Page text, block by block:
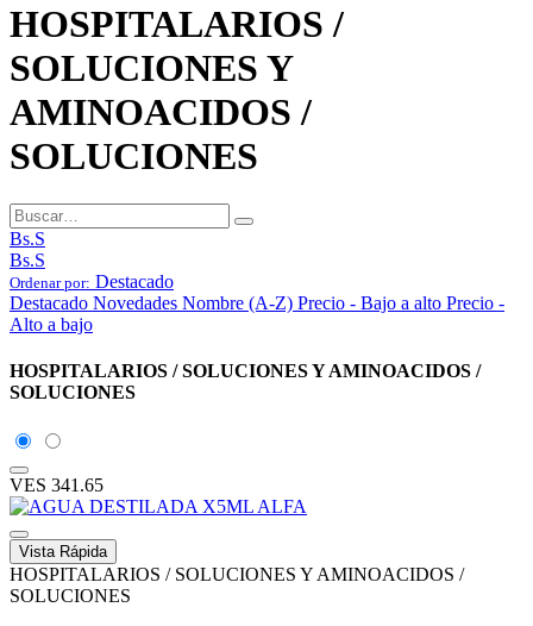
HOSPITALARIOS /
SOLUCIONES Y
AMINOACIDOS /
SOLUCIONES
Bs.S
Bs.S
Ordenar por: Destacado
Destacado Novedades Nombre (A-Z) Precio - Bajo a alto Precio -
Alto a bajo
HOSPITALARIOS / SOLUCIONES Y AMINOACIDOS /
SOLUCIONES
VES 341.65
Vista Rápida
HOSPITALARIOS / SOLUCIONES Y AMINOACIDOS /
SOLUCIONES